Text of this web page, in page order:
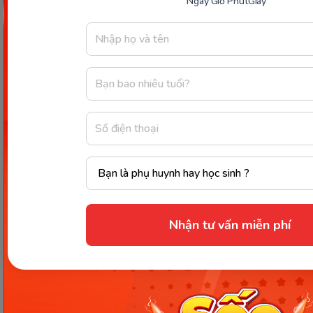
Nhận tư vấn miễn phí
Với việc xây dựngmô hình lớp học online
3 hiện đại, Monkey Tutoring mang đến cho bé môi
trường học tập cá nhân hóa, phát triển kỹ năng
tiếng Anh cùng sự tự tin và sáng tạo.Đăng ký tư
vấn miễn phí ngay hôm nayđể bé trải nghiệm lớp
học trực tuyến chất lượng cùng gia sư quốc tế!
mục đích tham khảo và có thể thay đổi mà
không cần báo trước. Quý khách vui lòng
kiểm tra lại qua các kênh chính thức hoặc liên
hệ trực tiếp với đơn vị liên quan để nắm bắt